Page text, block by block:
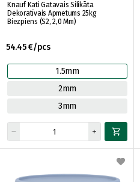
Knauf Kati Gatavais Silikāta
Dekoratīvais Apmetums 25kg
Biezpiens (S2, 2,0 Mm)
54.45 €/pcs
1.5mm
2mm
3mm